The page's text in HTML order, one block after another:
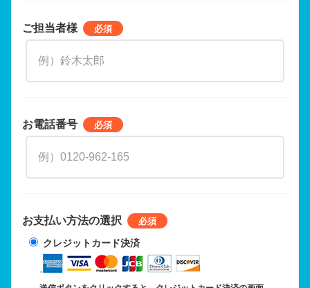
ご担当者様
お電話番号
お支払い方法の選択
クレジットカード決済